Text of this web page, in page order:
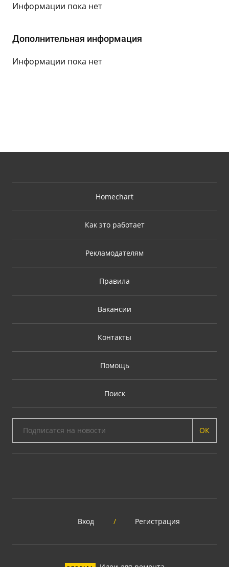
Информации пока нет
Дополнительная информация
Информации пока нет
Homechart
Как это работает
Рекламодателям
Правила
Вакансии
Контакты
Помощь
Поиск
ОК
Вход / Регистрация